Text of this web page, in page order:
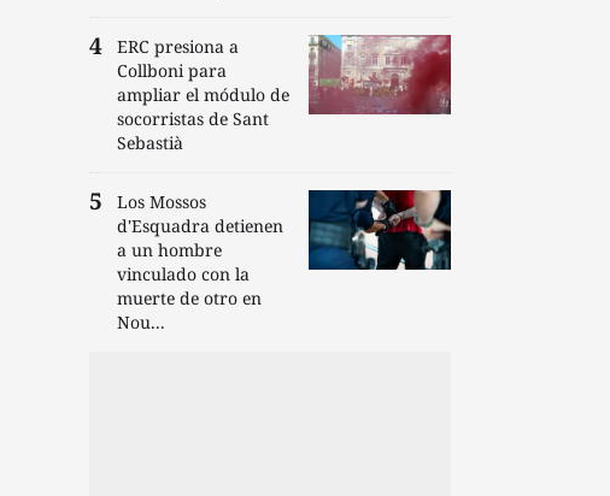
ERC presiona a
Collboni para
ampliar el módulo de
socorristas de Sant
Sebastià
Los Mossos
d'Esquadra detienen
a un hombre
vinculado con la
muerte de otro en
Nou...